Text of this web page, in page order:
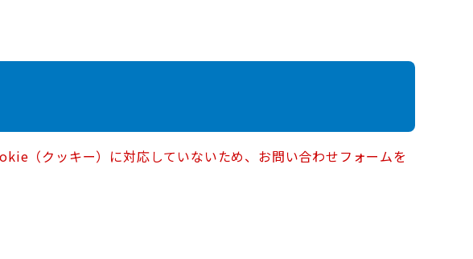
（クッキー）に対応していないため、お問い合わせフォームを